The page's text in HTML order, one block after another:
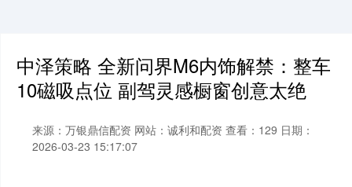
中泽策略 全新问界M6内饰解禁：整车
10磁吸点位 副驾灵感橱窗创意太绝
来源：万银鼎信配资 网站：诚利和配资 查看：129 日期：
2026-03-23 15:17:07